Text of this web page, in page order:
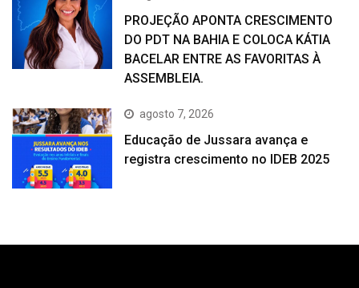
PROJEÇÃO APONTA CRESCIMENTO
DO PDT NA BAHIA E COLOCA KÁTIA
BACELAR ENTRE AS FAVORITAS À
ASSEMBLEIA.
agosto 7, 2026
Educação de Jussara avança e
registra crescimento no IDEB 2025